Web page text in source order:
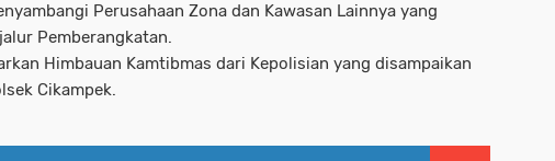
Perusahaan Zona dan Kawasan Lainnya yang
Pemberangkatan.
Himbauan Kamtibmas dari Kepolisian yang disampaikan
Cikampek.